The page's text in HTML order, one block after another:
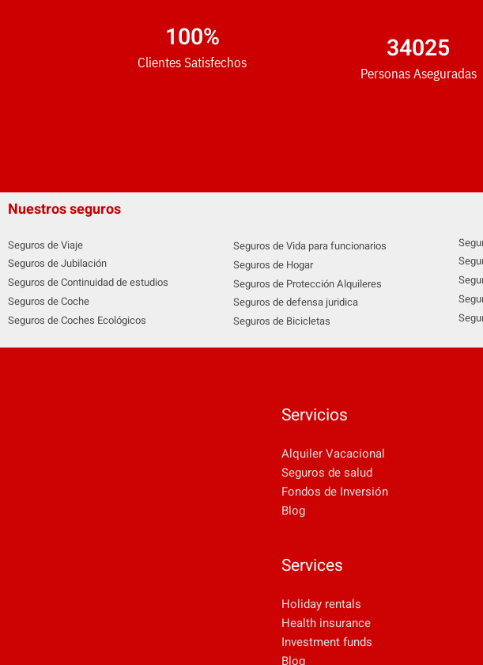
Clientes Satisfechos
100%
Personas Aseguradas
34025
Nuestros seguros
Seguros de Viaje
Seguros de Jubilación
Seguros de Continuidad de estudios
Seguros de Coche
Seguros de Coches Ecológicos
Seguros de Vida para funcionarios
Seguros de Hogar
Seguros de Protección Alquileres
Seguros de defensa juridica
Seguros de Bicicletas
Servicios
Alquiler Vacacional
Seguros de salud
Fondos de Inversión
Blog
Services
Holiday rentals
Health insurance
Investment funds
Blog